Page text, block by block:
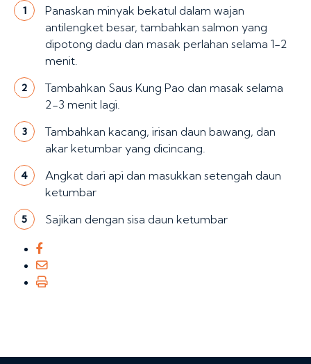
1
Panaskan minyak bekatul dalam wajan
antilengket besar, tambahkan salmon yang
dipotong dadu dan masak perlahan selama 1-2
menit.
2
Tambahkan Saus Kung Pao dan masak selama
2-3 menit lagi.
3
Tambahkan kacang, irisan daun bawang, dan
akar ketumbar yang dicincang.
4
Angkat dari api dan masukkan setengah daun
ketumbar
5 Sajikan dengan sisa daun ketumbar